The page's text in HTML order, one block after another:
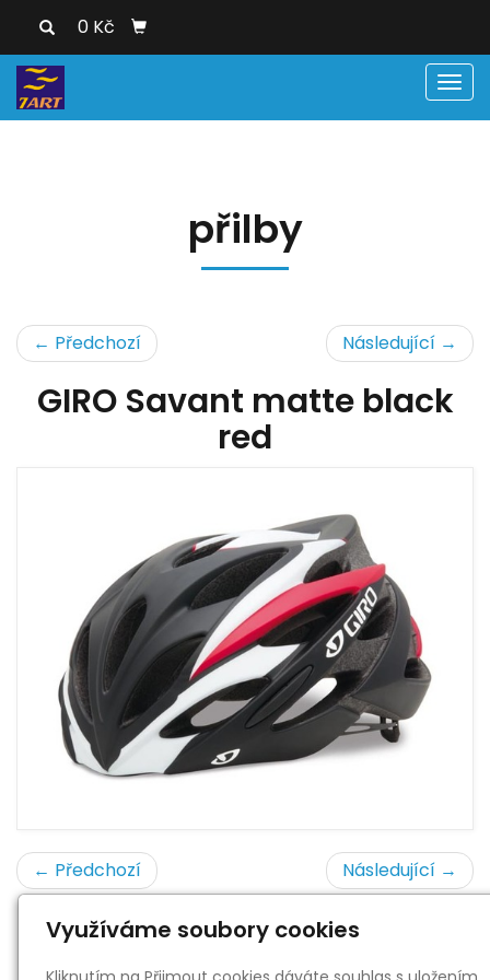
0 Kč
přilby
← Předchozí Následující →
GIRO Savant matte black
red
← Předchozí Následující →
Využíváme soubory cookies